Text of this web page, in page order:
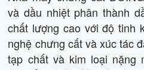
và dầu nhiệt phân thành
chất lượng cao với độ tinh
nghệ chưng cất và xúc tác
tạp chất và kim loại nặng